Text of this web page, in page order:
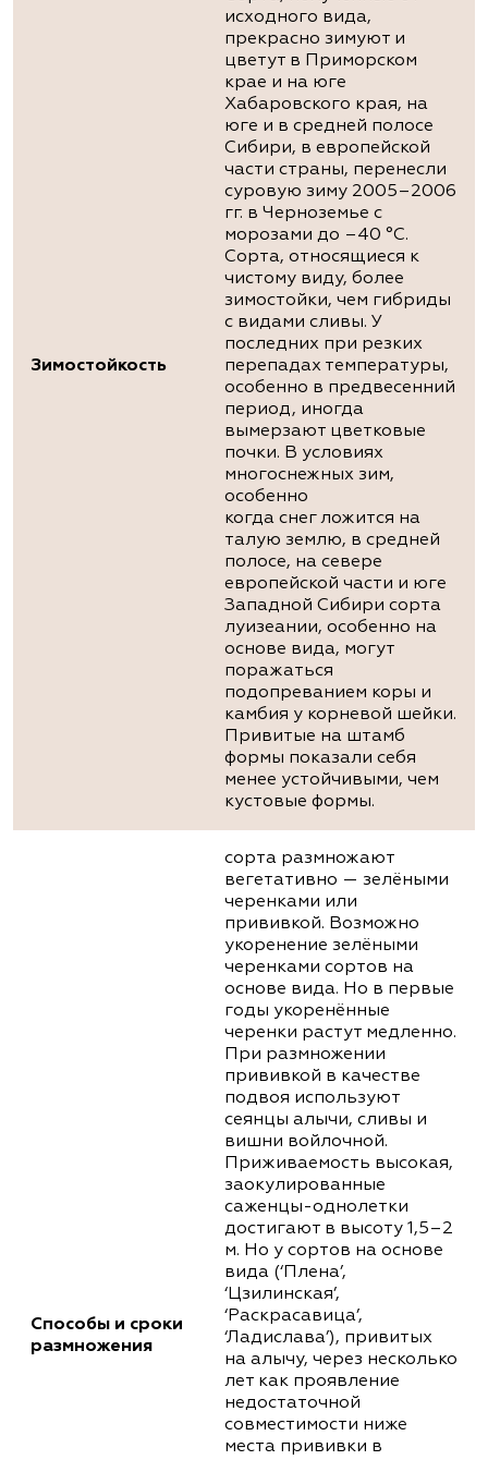
Зимостойкость
исходного вида,
прекрасно зимуют и
цветут в Приморском
крае и на юге
Хабаровского края, на
юге и в средней полосе
Сибири, в европейской
части страны, перенесли
суровую зиму 2005–2006
гг. в Черноземье с
морозами до –40 °С.
Сорта, относящиеся к
чистому виду, более
зимостойки, чем гибриды
с видами сливы. У
последних при резких
перепадах температуры,
особенно в предвесенний
период, иногда
вымерзают цветковые
почки. В условиях
многоснежных зим,
особенно
когда снег ложится на
талую землю, в средней
полосе, на севере
европейской части и юге
Западной Сибири сорта
луизеании, особенно на
основе вида, могут
поражаться
подопреванием коры и
камбия у корневой шейки.
Привитые на штамб
формы показали себя
менее устойчивыми, чем
кустовые формы.
Способы и сроки
размножения
сорта размножают
вегетативно — зелёными
черенками или
прививкой. Возможно
укоренение зелёными
черенками сортов на
основе вида. Но в первые
годы укоренённые
черенки растут медленно.
При размножении
прививкой в качестве
подвоя используют
сеянцы алычи, сливы и
вишни войлочной.
Приживаемость высокая,
заокулированные
саженцы-однолетки
достигают в высоту 1,5–2
м. Но у сортов на основе
вида (‘Плена’,
‘Цзилинская’,
‘Раскрасавица’,
‘Ладислава’), привитых
на алычу, через несколько
лет как проявление
недостаточной
совместимости ниже
места прививки в